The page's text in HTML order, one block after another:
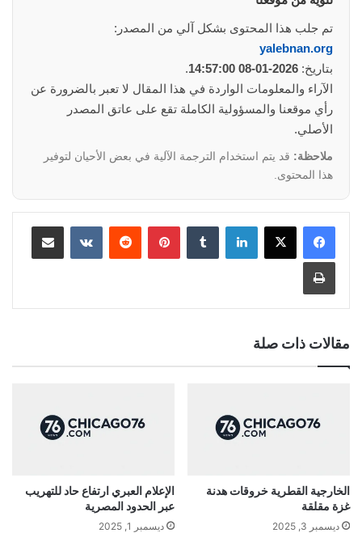
تم جلب هذا المحتوى بشكل آلي من المصدر:
yalebnan.org
بتاريخ: 2026-01-08 14:57:00
.
الآراء والمعلومات الواردة في هذا المقال لا تعبر بالضرورة عن
رأي موقعنا والمسؤولية الكاملة تقع على عاتق المصدر
الأصلي.
ملاحظة: قد يتم استخدام الترجمة الآلية في بعض الأحيان لتوفير
هذا المحتوى.
لينكدإن بينتيريست
مقالات ذات صلة
الخارجية القطرية خروقات هدنة
غزة مقلقة
ديسمبر 3, 2025
الإعلام العبري ارتفاع حاد للتهريب
عبر الحدود المصرية
ديسمبر 1, 2025